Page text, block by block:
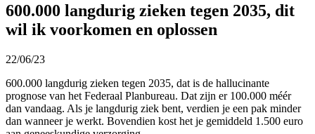
600.000 langdurig zieken tegen 2035, dit
wil ik voorkomen en oplossen
22/06/23
600.000 langdurig zieken tegen 2035, dat is de hallucinante
prognose van het Federaal Planbureau. Dat zijn er 100.000 méér
dan vandaag. Als je langdurig ziek bent, verdien je een pak minder
dan wanneer je werkt. Bovendien kost het je gemiddeld 1.500 euro